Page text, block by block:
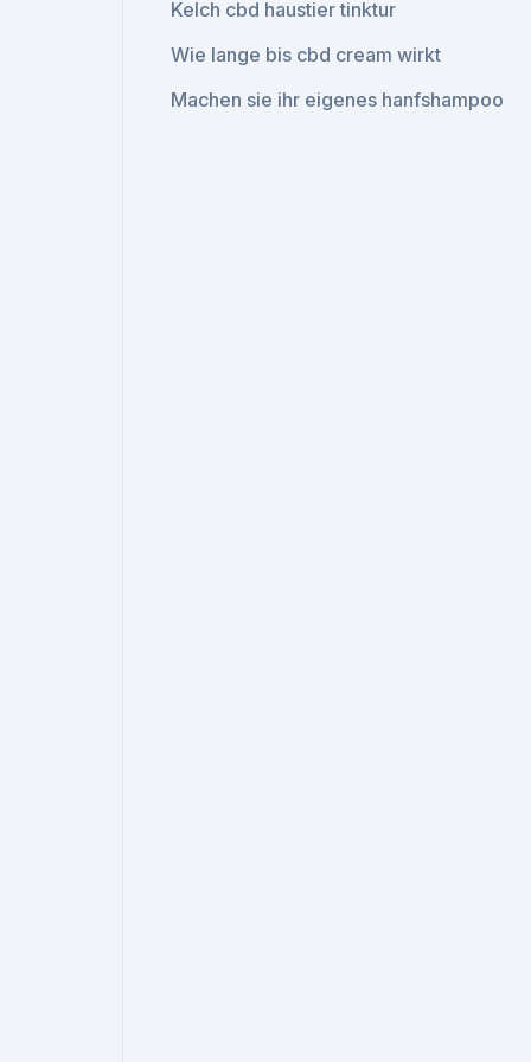
Kelch cbd haustier tinktur
Wie lange bis cbd cream wirkt
Machen sie ihr eigenes hanfshampoo